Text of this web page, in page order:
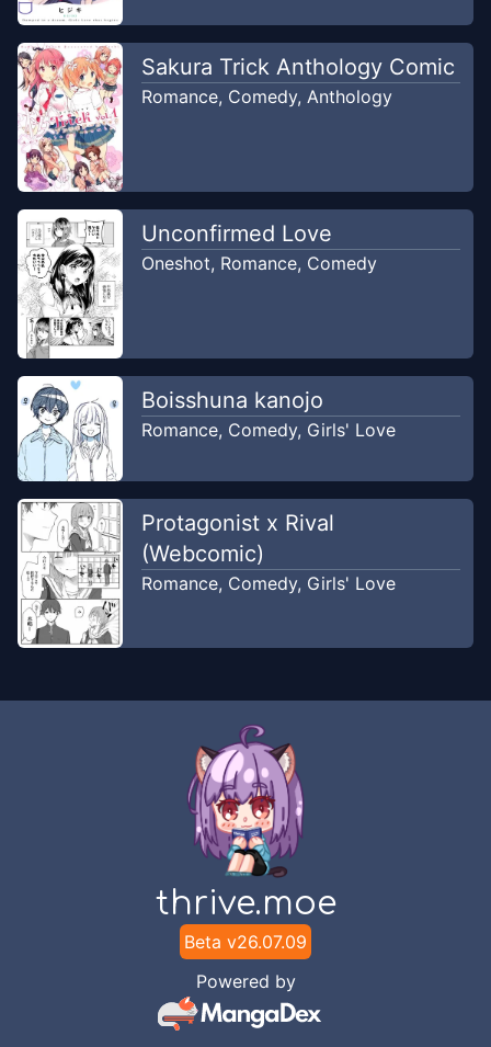
Sakura Trick Anthology Comic
Romance, Comedy, Anthology
Unconfirmed Love
Oneshot, Romance, Comedy
Boisshuna kanojo
Romance, Comedy, Girls' Love
Protagonist x Rival
(Webcomic)
Romance, Comedy, Girls' Love
thrive.moe
Beta v26.07.09
Powered by